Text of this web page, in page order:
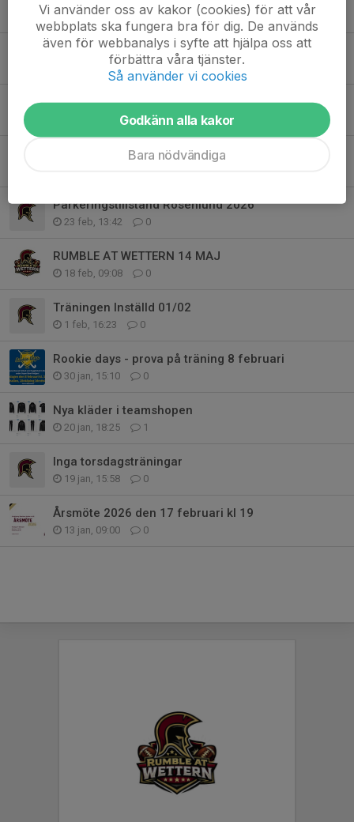
9 apr, 18:00 2
Sälja Restaurangchansen 2026
10 mar, 09:00 0
Medlemsavgifter och delbetalning 2026
4 mar, 18:00 0
Boka in Dukes Tourney 31/7-2/8
Parkeringstillstånd Rosenlund 2026
23 feb, 13:42 0
RUMBLE AT WETTERN 14 MAJ
18 feb, 09:08 0
Träningen Inställd 01/02
1 feb, 16:23 0
Rookie days - prova på träning 8 februari
30 jan, 15:10 0
Nya kläder i teamshopen
20 jan, 18:25 1
Inga torsdagsträningar
19 jan, 15:58 0
Årsmöte 2026 den 17 februari kl 19
13 jan, 09:00 0
Vi använder oss av kakor (cookies) för att vår
webbplats ska fungera bra för dig. De används
även för webbanalys i syfte att hjälpa oss att
förbättra våra tjänster.
Så använder vi cookies
Godkänn alla kakor
Bara nödvändiga